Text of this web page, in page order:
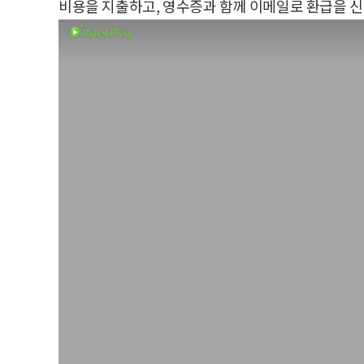
비용을 지출하고, 영수증과 함께 이메일로 환급을